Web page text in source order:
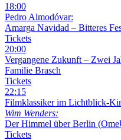
18:00
Pedro Almodóvar:
Amarga Navidad – Bitteres
Tickets
20:00
Vergangene Zukunft – Zwei
Familie Brasch
Tickets
22:15
Filmklassiker im Lichtblick-
Wim Wenders:
Der Himmel über Berlin (
Tickets